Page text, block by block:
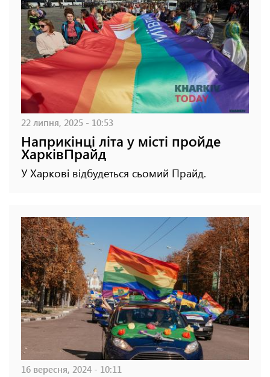
22 липня, 2025 - 10:53
Наприкінці літа у місті пройде
ХарківПрайд
У Харкові відбудеться сьомий Прайд.
16 вересня, 2024 - 10:11